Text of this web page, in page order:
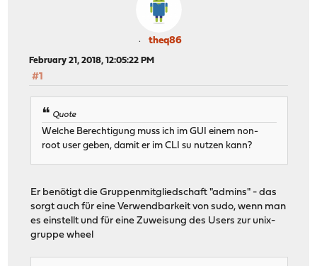
theq86
February 21, 2018, 12:05:22 PM
#1
Quote
Welche Berechtigung muss ich im GUI einem non-
root user geben, damit er im CLI su nutzen kann?
Er benötigt die Gruppenmitgliedschaft "admins" - das
sorgt auch für eine Verwendbarkeit von sudo, wenn man
es einstellt und für eine Zuweisung des Users zur unix-
gruppe wheel